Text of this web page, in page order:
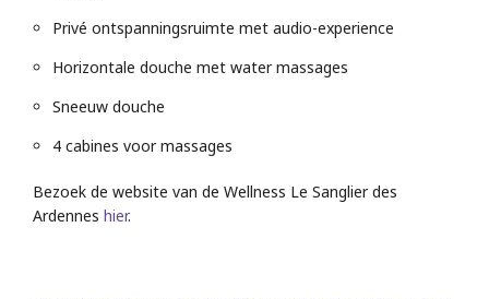
Privé ontspanningsruimte met audio-experience
Horizontale douche met water massages
Sneeuw douche
4 cabines voor massages
Bezoek de website van de Wellness Le Sanglier des
Ardennes hier.